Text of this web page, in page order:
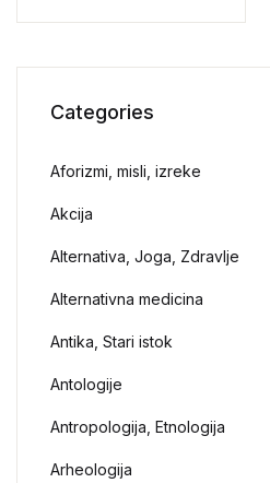
Categories
Aforizmi, misli, izreke
Akcija
Alternativa, Joga, Zdravlje
Alternativna medicina
Antika, Stari istok
Antologije
Antropologija, Etnologija
Arheologija